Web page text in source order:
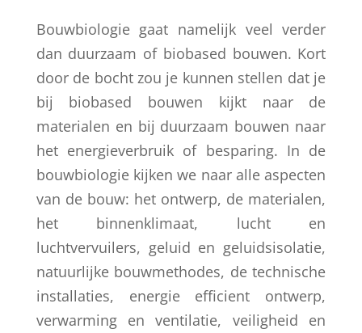
Bouwbiologie gaat namelijk veel verder
dan duurzaam of biobased bouwen. Kort
door de bocht zou je kunnen stellen dat je
bij biobased bouwen kijkt naar de
materialen en bij duurzaam bouwen naar
het energieverbruik of besparing. In de
bouwbiologie kijken we naar alle aspecten
van de bouw: het ontwerp, de materialen,
het binnenklimaat, lucht en
luchtvervuilers, geluid en geluidsisolatie,
natuurlijke bouwmethodes, de technische
installaties, energie efficient ontwerp,
verwarming en ventilatie, veiligheid en